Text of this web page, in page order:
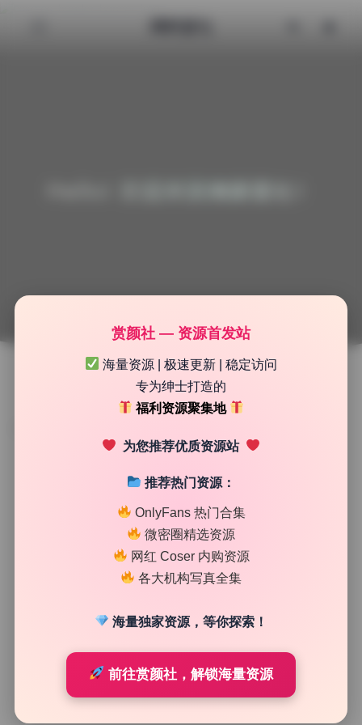
次元高清图库
王馨瑶Yanni 内购无水印微密圈78套写真合集4K打包下
赏颜社 — 资源首发站
海量资源 | 极速更新 | 稳定访问
专为绅士打造的
福利资源聚集地
为您推荐优质资源站
推荐热门资源：
OnlyFans 热门合集
微密圈精选资源
网红 Coser 内购资源
各大机构写真全集
海量独家资源，等你探索！
前往赏颜社，解锁海量资源